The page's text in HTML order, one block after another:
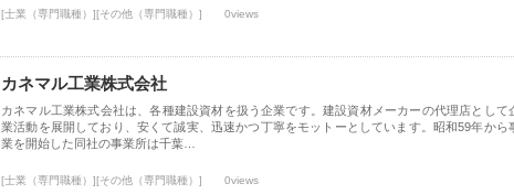
[士業（専門職種）][その他（専門職種）] 0views
カネマル工業株式会社
カネマル工業株式会社は、各種建設資材を扱う企業です。建設資材メーカーの代理店として
業活動を展開しており、安くて誠実、迅速かつ丁寧をモットーとしています。昭和59年から
業を開始した同社の事業所は千葉…
[士業（専門職種）][その他（専門職種）] 0views